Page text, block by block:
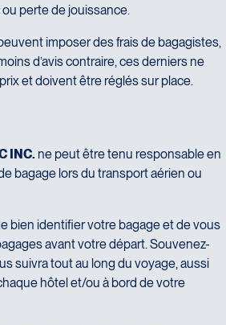
perte de jouissance.
imposer des frais de bagagistes,
d’avis contraire, ces derniers ne
et doivent être réglés sur place.
INC. ne peut être tenu responsable en
bagage lors du transport aérien ou
bien identifier votre bagage et de vous
avant votre départ. Souvenez-
suivra tout au long du voyage, aussi
hôtel et/ou à bord de votre